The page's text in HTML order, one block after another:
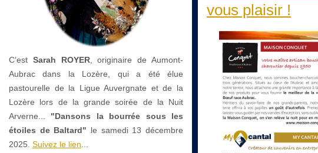
C’est Sarah ROYER, originaire de Aumont-
Aubrac dans la Lozère, qui a été élue
pastourelle de la Ligue Auvergnate et de la
Lozère lors de la grande soirée de la Nuit
Arverne...
"Dansons la bourrée sous les
étoiles de Baltard" le samedi 13 décembre
2025. Suivez le lien
vous plaisir !